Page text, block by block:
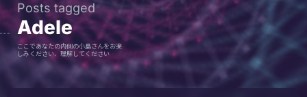
Posts tagged
Adele
ここであなたの内側の小島さんをお楽
しみください、理解してください